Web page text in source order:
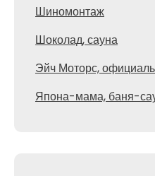
Шиномонтаж
Шоколад, сауна
Эйч Моторс,
Япона-мама, баня-